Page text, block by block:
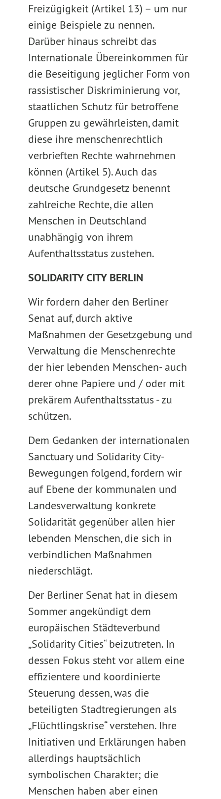
Freizügigkeit (Artikel 13) – um nur
einige Beispiele zu nennen.
Darüber hinaus schreibt das
Internationale Übereinkommen für
die Beseitigung jeglicher Form von
rassistischer Diskriminierung vor,
staatlichen Schutz für betroffene
Gruppen zu gewährleisten, damit
diese ihre menschenrechtlich
verbrieften Rechte wahrnehmen
können (Artikel 5). Auch das
deutsche Grundgesetz benennt
zahlreiche Rechte, die allen
Menschen in Deutschland
unabhängig von ihrem
Aufenthaltsstatus zustehen.
SOLIDARITY CITY BERLIN
Wir fordern daher den Berliner
Senat auf, durch aktive
Maßnahmen der Gesetzgebung und
Verwaltung die Menschenrechte
der hier lebenden Menschen- auch
derer ohne Papiere und / oder mit
prekärem Aufenthaltsstatus - zu
schützen.
Dem Gedanken der internationalen
Sanctuary und Solidarity City-
Bewegungen folgend, fordern wir
auf Ebene der kommunalen und
Landesverwaltung konkrete
Solidarität gegenüber allen hier
lebenden Menschen, die sich in
verbindlichen Maßnahmen
niederschlägt.
Der Berliner Senat hat in diesem
Sommer angekündigt dem
europäischen Städteverbund
„Solidarity Cities“ beizutreten. In
dessen Fokus steht vor allem eine
effizientere und koordinierte
Steuerung dessen, was die
beteiligten Stadtregierungen als
„Flüchtlingskrise“ verstehen. Ihre
Initiativen und Erklärungen haben
allerdings hauptsächlich
symbolischen Charakter; die
Menschen haben aber einen